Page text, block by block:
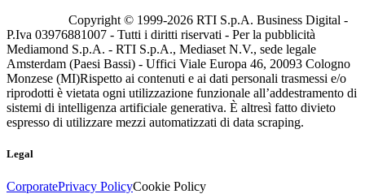
Copyright © 1999-2026 RTI S.p.A. Business Digital -
P.Iva 03976881007 - Tutti i diritti riservati - Per la pubblicità
Mediamond S.p.A. - RTI S.p.A., Mediaset N.V., sede legale
Amsterdam (Paesi Bassi) - Uffici Viale Europa 46, 20093 Cologno
Monzese (MI)Rispetto ai contenuti e ai dati personali trasmessi e/o
riprodotti è vietata ogni utilizzazione funzionale all’addestramento di
sistemi di intelligenza artificiale generativa. È altresì fatto divieto
espresso di utilizzare mezzi automatizzati di data scraping.
Legal
CorporatePrivacy PolicyCookie Policy